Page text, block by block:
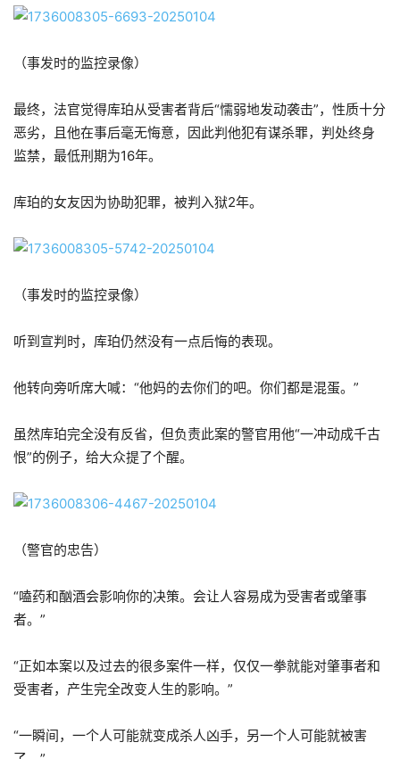
（事发时的监控录像）
最终，法官觉得库珀从受害者背后“懦弱地发动袭击”，性质十分
恶劣，且他在事后毫无悔意，因此判他犯有谋杀罪，判处终身
监禁，最低刑期为16年。
库珀的女友因为协助犯罪，被判入狱2年。
（事发时的监控录像）
听到宣判时，库珀仍然没有一点后悔的表现。
他转向旁听席大喊：“他妈的去你们的吧。你们都是混蛋。”
虽然库珀完全没有反省，但负责此案的警官用他“一冲动成千古
恨”的例子，给大众提了个醒。
（警官的忠告）
“嗑药和酗酒会影响你的决策。会让人容易成为受害者或肇事
者。”
“正如本案以及过去的很多案件一样，仅仅一拳就能对肇事者和
受害者，产生完全改变人生的影响。”
“一瞬间，一个人可能就变成杀人凶手，另一个人可能就被害